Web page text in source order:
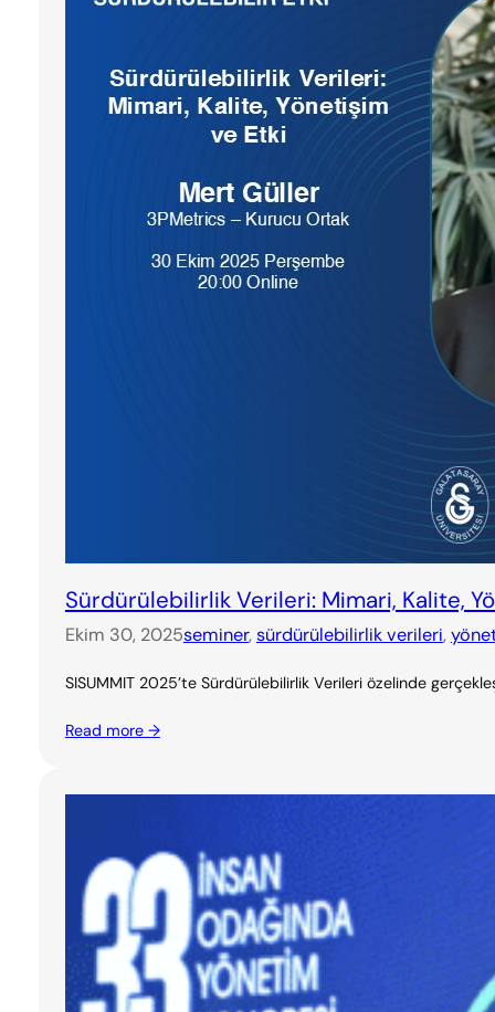
Sürdürülebilirlik Verileri: Mimari, Kalite,
Ekim 30, 2025seminer, sürdürülebilirlik verileri,
SISUMMIT 2025’te Sürdürülebilirlik Verileri özelinde
Read more →